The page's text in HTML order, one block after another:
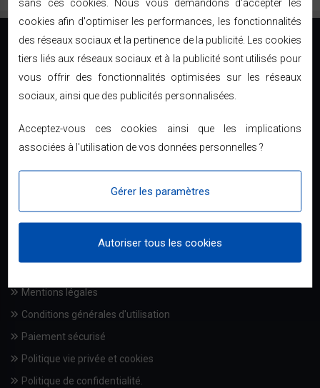
Le direct usine à prix discount
01 34 04 83 04
contact@bricodiscount.fr
Qui sommes-nous
Mentions légales
Conditions générales d'utilisation
Paiement sécurisé
Politique vie privée et cookies
Politique de confidentialité.
cookies afin d'optimiser les performances, les fonctionnalités
des réseaux sociaux et la pertinence de la publicité. Les cookies
tiers liés aux réseaux sociaux et à la publicité sont utilisés pour
vous offrir des fonctionnalités optimisées sur les réseaux
sociaux, ainsi que des publicités personnalisées.
Acceptez-vous ces cookies ainsi que les implications
associées à l'utilisation de vos données personnelles ?
Gérer les paramètres
Autoriser tous les cookies